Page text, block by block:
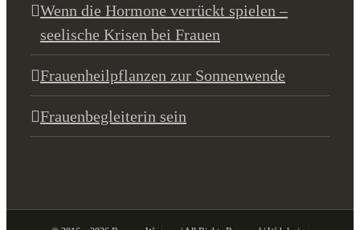
Wenn die Hormone verrückt spielen –
seelische Krisen bei Frauen
Frauenheilpflanzen zur Sonnenwende
Frauenbegleiterin sein